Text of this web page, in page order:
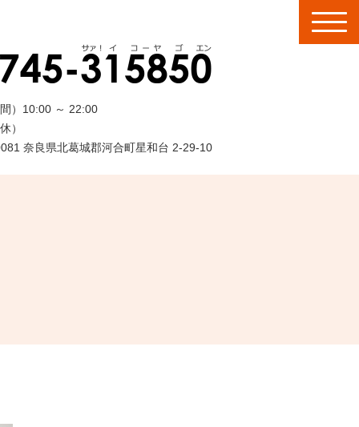
） 10:00 ～ 22:00
）
奈良県北葛城郡河合町星和台 2-29-10